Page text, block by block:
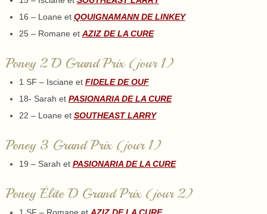
16 – Loane et QOUIGNAMANN DE LINKEY
25 – Romane et AZIZ DE LA CURE
Poney 2 D Grand Prix (jour 1)
1 SF – Isciane et FIDELE DE OUF
18- Sarah et PASIONARIA DE LA CURE
22 – Loane et SOUTHEAST LARRY
Poney 3 Grand Prix (jour 1)
19 – Sarah et PASIONARIA DE LA CURE
Poney Élite D Grand Prix (jour 2)